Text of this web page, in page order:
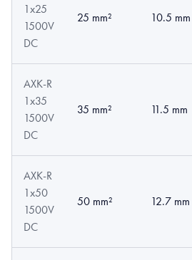
1x25
1500V
DC
25 mm² 10.5 mm
AXK-R
1x35
1500V
DC
35 mm² 11.5 mm
AXK-R
1x50
1500V
DC
50 mm² 12.7 mm